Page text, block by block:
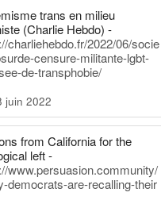
trans en milieu
(Charlie Hebdo) -
charliehebdo.fr/2022/06/socie
censure-militante-lgbt-
de-transphobie/
juin 2022
from California for the
left -
www.persuasion.community/
democrats-are-recalling-their